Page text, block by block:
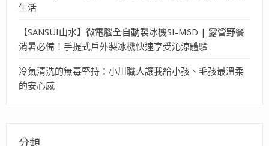
生活
【SANSUI山水】微電腦全自動製冰機SI-M6D | 露營野餐
消暑必備！手提式戶外製冰機快速享受沁涼體驗
冷氣清洗的無毒堅持：小川職人讓我給小孩、毛孩最溫柔
的安心感
分類